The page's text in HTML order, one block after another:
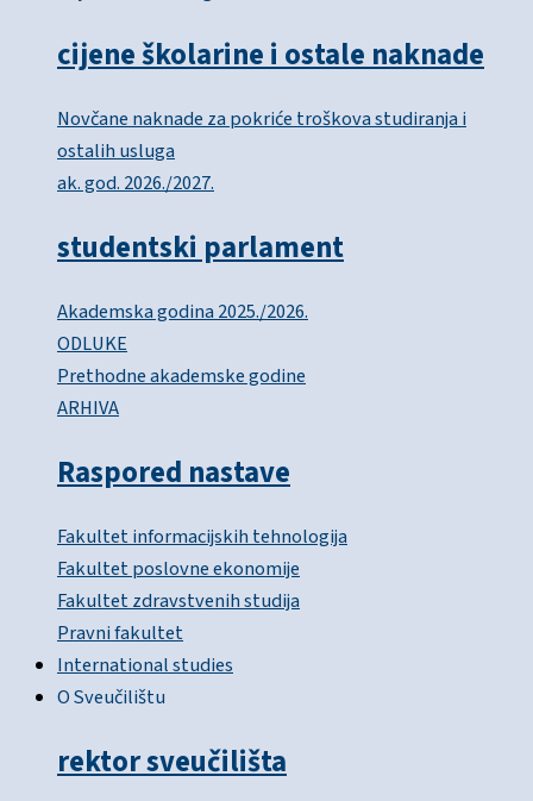
cijene školarine i ostale naknade
Novčane naknade za pokriće troškova studiranja i
ostalih usluga
ak. god. 2026./2027.
studentski parlament
Akademska godina 2025./2026.
ODLUKE
Prethodne akademske godine
ARHIVA
Raspored nastave
Fakultet informacijskih tehnologija
Fakultet poslovne ekonomije
Fakultet zdravstvenih studija
Pravni fakultet
International studies
O Sveučilištu
rektor sveučilišta